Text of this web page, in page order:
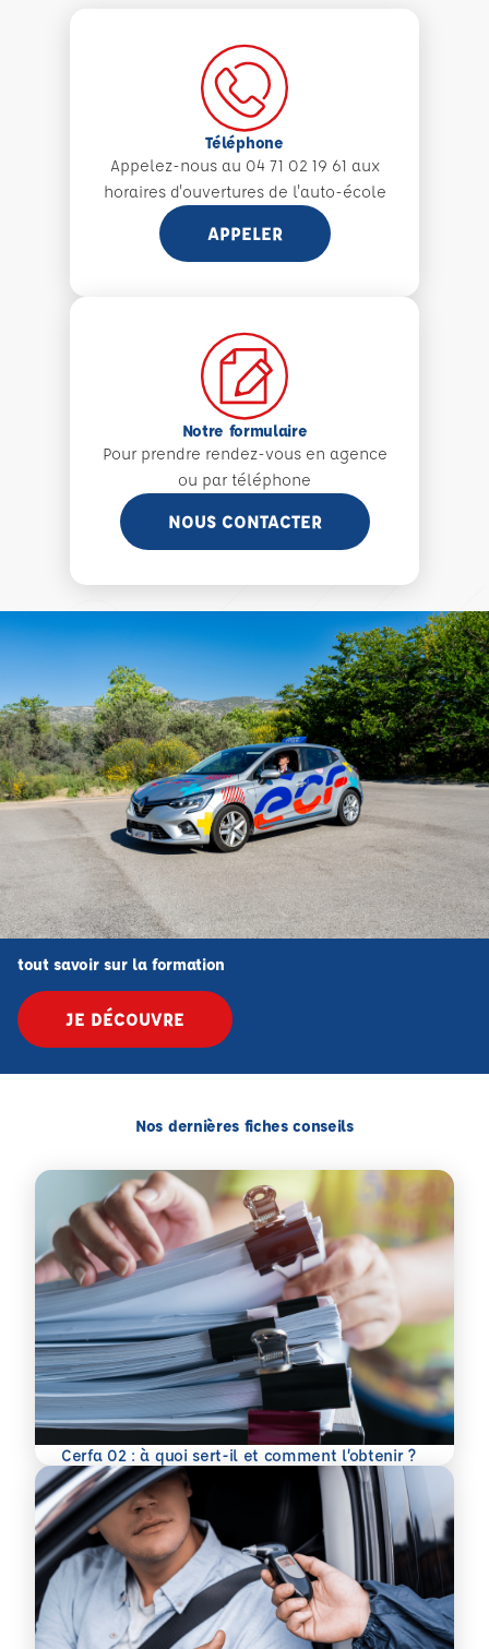
Téléphone
Appelez-nous au 04 71 02 19 61 aux
horaires d'ouvertures de l'auto-école
APPELER
Notre formulaire
Pour prendre rendez-vous en agence
ou par téléphone
NOUS CONTACTER
tout savoir sur la formation
JE DÉCOUVRE
Nos dernières fiches conseils
Cerfa 02 : à quoi sert-il et comment l’obtenir ?
En savoir plus